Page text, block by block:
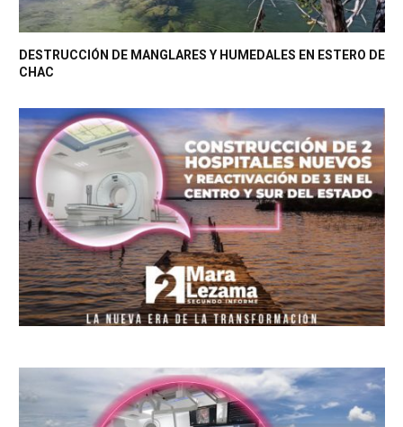
DESTRUCCIÓN DE MANGLARES Y HUMEDALES EN ESTERO DE
CHAC